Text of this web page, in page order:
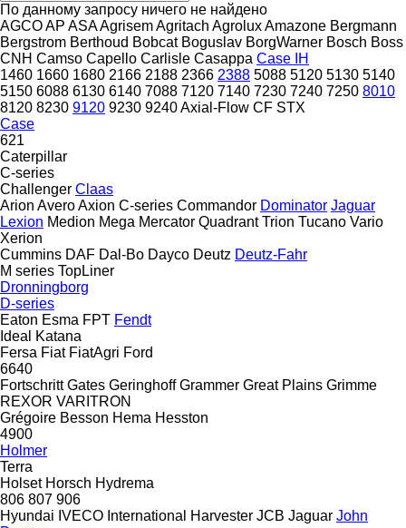
По данному запросу ничего не найдено
AGCOAP ASAAgrisemAgritach AgroluxAmazone Bergmann
Bergstrom Berthoud Bobcat Boguslav BorgWarner Bosch Boss
CNH Camso Capello Carlisle Casappa Case IH
1460 1660 1680 2166 2188 2366 2388 5088 5120 5130 5140
5150 6088 6130 6140 7088 7120 7140 7230 7240 7250 8010
8120 8230 9120 9230 9240Axial-Flow CF STX
Case
621
Caterpillar
C-series
Challenger Claas
Arion AveroAxion C-series Commandor Dominator Jaguar
Lexion Medion Mega Mercator Quadrant Trion Tucano Vario
Xerion
Cummins DAF Dal-Bo Dayco Deutz Deutz-Fahr
M series TopLiner
Dronningborg
D-series
Eaton Esma FPT Fendt
Ideal
Katana
Fersa Fiat FiatAgri Ford
6640
Fortschritt Gates Geringhoff Grammer Great Plains Grimme
REXOR VARITRON
Grégoire Besson Hema Hesston
4900
Holmer
Terra
Holset Horsch Hydrema
806 807 906
Hyundai IVECO International Harvester JCB Jaguar John